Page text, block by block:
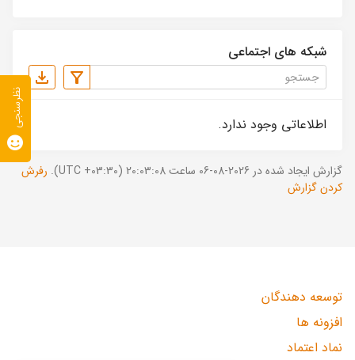
شبکه های اجتماعی
اطلاعاتی وجود ندارد.
گزارش ایجاد شده در 2026-08-06 ساعت 20:03:08 (UTC +03:30).
رفرش
کردن گزارش
توسعه دهندگان
افزونه ها
نماد اعتماد
نظرسنجی